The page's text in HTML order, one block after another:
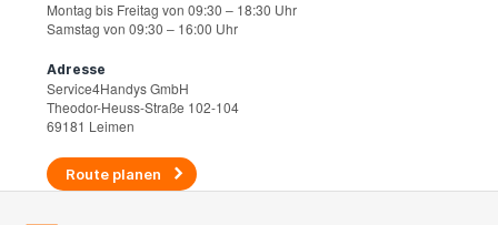
Montag bis Freitag von 09:30 – 18:30 Uhr
Samstag von 09:30 – 16:00 Uhr
Adresse
Service4Handys GmbH
Theodor-Heuss-Straße 102-104
69181 Leimen
Route planen